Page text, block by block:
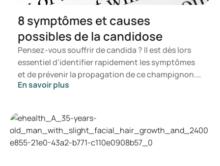
n%20Vroegtijdige%20zaadlozing.pdf
8 symptômes et causes
possibles de la candidose
Pensez-vous souffrir de candida ? Il est dès lors
essentiel d'identifier rapidement les symptômes
et de prévenir la propagation de ce champignon.
Dans cet article, vous découvrirez ce qu'est le
développement d'une infection à candida. Vous
saurez ainsi à quel moment il est opportun de
consulter un professionnel de la santé.
En savoir plus